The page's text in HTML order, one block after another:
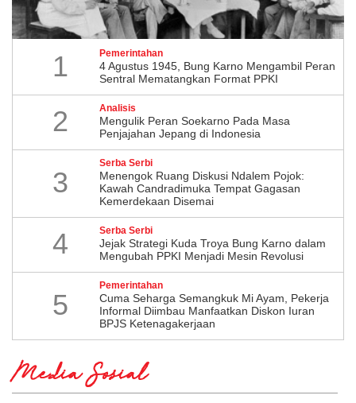
1 Pemerintahan
4 Agustus 1945, Bung Karno Mengambil Peran
Sentral Mematangkan Format PPKI
2 Analisis
Mengulik Peran Soekarno Pada Masa
Penjajahan Jepang di Indonesia
3
Serba Serbi
Menengok Ruang Diskusi Ndalem Pojok:
Kawah Candradimuka Tempat Gagasan
Kemerdekaan Disemai
4 Serba Serbi
Jejak Strategi Kuda Troya Bung Karno dalam
Mengubah PPKI Menjadi Mesin Revolusi
5
Pemerintahan
Cuma Seharga Semangkuk Mi Ayam, Pekerja
Informal Diimbau Manfaatkan Diskon Iuran
BPJS Ketenagakerjaan
Media Sosial